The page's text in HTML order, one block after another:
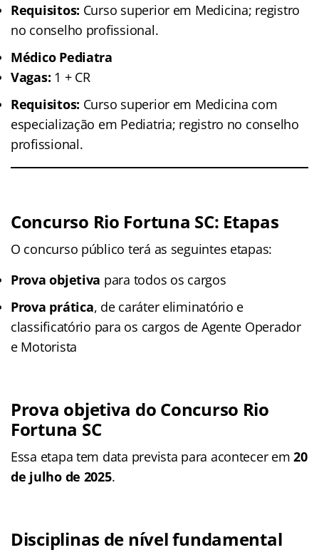
Requisitos: Curso superior em Medicina; registro
no conselho profissional.
Médico Pediatra
Vagas: 1 + CR
Requisitos: Curso superior em Medicina com
especialização em Pediatria; registro no conselho
profissional.
Concurso Rio Fortuna SC: Etapas
O concurso público terá as seguintes etapas:
Prova objetiva para todos os cargos
Prova prática, de caráter eliminatório e
classificatório para os cargos de Agente Operador
e Motorista
Prova objetiva do Concurso Rio
Fortuna SC
Essa etapa tem data prevista para acontecer em20
de julho de 2025.
Disciplinas de nível fundamental